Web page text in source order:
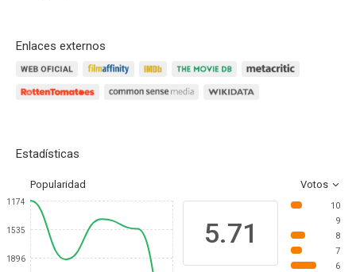
Enlaces externos
Estadísticas
Popularidad Votos
1174
1535
1896
5.71
10
9
8
7
6